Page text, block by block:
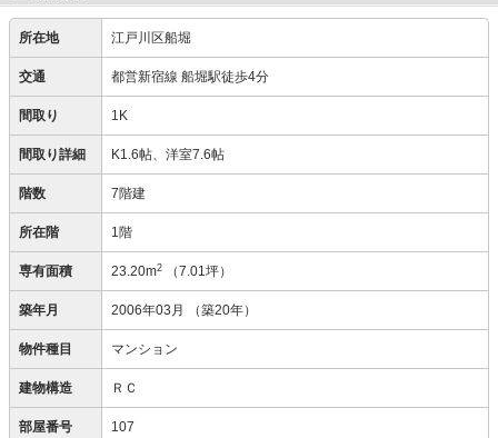
所在地 江戸川区船堀
交通 都営新宿線 船堀駅徒歩4分
間取り 1K
間取り詳細 K1.6帖、洋室7.6帖
階数 7階建
所在階 1階
専有面積 23.20m2 （7.01坪）
築年月 2006年03月 （築20年）
物件種目 マンション
建物構造 ＲＣ
部屋番号 107